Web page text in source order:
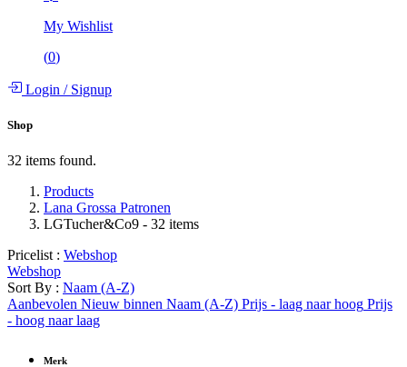
My Wishlist
(0)
Login /Signup
Shop
32 items found.
Products
Lana Grossa Patronen
LGTucher&Co9 - 32 items
Pricelist : Webshop
Webshop
Sort By : Naam (A-Z)
Aanbevolen Nieuw binnen Naam (A-Z) Prijs - laag naar hoog Prijs
- hoog naar laag
Merk